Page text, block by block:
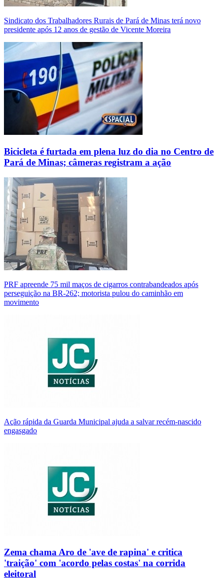
Sindicato dos Trabalhadores Rurais de Pará de Minas terá novo
presidente após 12 anos de gestão de Vicente Moreira
Bicicleta é furtada em plena luz do dia no Centro de
Pará de Minas; câmeras registram a ação
PRF apreende 75 mil maços de cigarros contrabandeados após
perseguição na BR-262; motorista pulou do caminhão em
movimento
Ação rápida da Guarda Municipal ajuda a salvar recém-nascido
engasgado
Zema chama Aro de 'ave de rapina' e critica
'traição' com 'acordo pelas costas' na corrida
eleitoral